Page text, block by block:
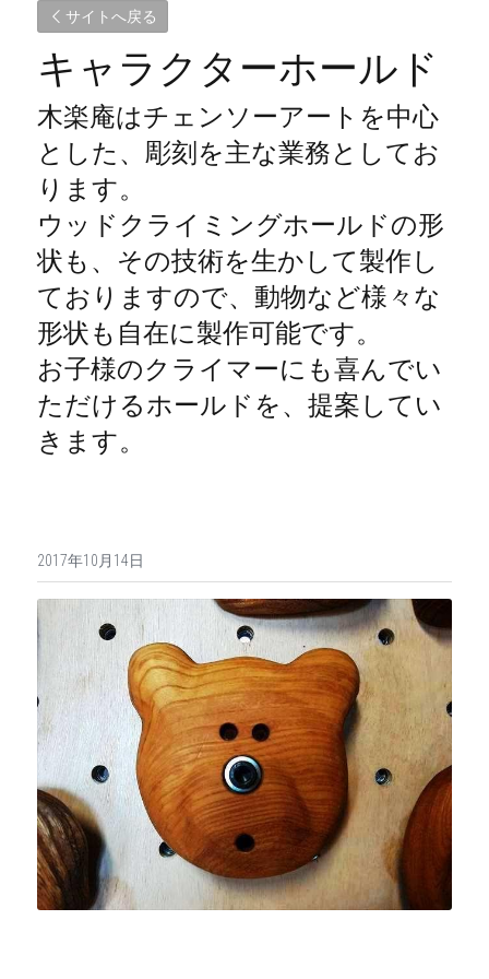
サイトへ戻る
キャラクターホールド
木楽庵はチェンソーアートを中心
とした、彫刻を主な業務としてお
ります。
ウッドクライミングホールドの形
状も、その技術を生かして製作し
ておりますので、動物など様々な
形状も自在に製作可能です。
お子様のクライマーにも喜んでい
ただけるホールドを、提案してい
きます。
2017年10月14日